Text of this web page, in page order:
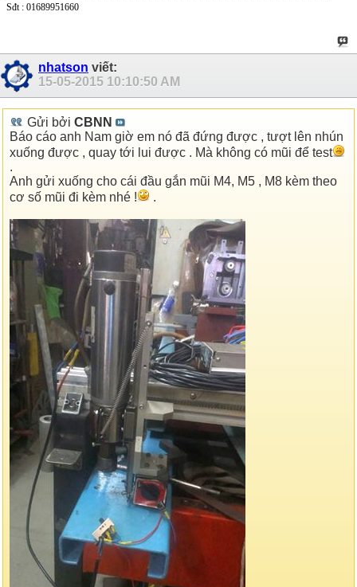
Sđt : 01689951660
nhatson viết:
15-05-2015 10:10:50 AM
Gửi bởi CBNN
Báo cáo anh Nam giờ em nó đã đứng được , tượt lên nhún
xuống được , quay tới lui được . Mà không có mũi để test
.
Anh gửi xuống cho cái đầu gắn mũi M4, M5 , M8 kèm theo
cơ số mũi đi kèm nhé !
.